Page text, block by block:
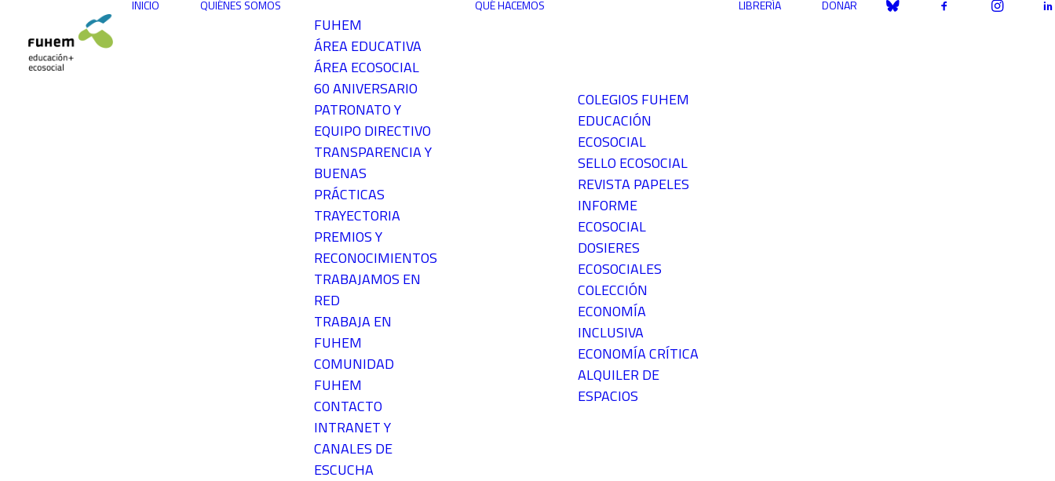
INICIO QUIÉNES SOMOS
FUHEM
ÁREA EDUCATIVA
ÁREA ECOSOCIAL
60 ANIVERSARIO
PATRONATO Y
EQUIPO DIRECTIVO
TRANSPARENCIA Y
BUENAS
PRÁCTICAS
TRAYECTORIA
PREMIOS Y
RECONOCIMIENTOS
TRABAJAMOS EN
RED
TRABAJA EN
FUHEM
COMUNIDAD
FUHEM
CONTACTO
INTRANET Y
CANALES DE
ESCUCHA
QUÉ HACEMOS
COLEGIOS FUHEM
EDUCACIÓN
ECOSOCIAL
SELLO ECOSOCIAL
REVISTA PAPELES
INFORME
ECOSOCIAL
DOSIERES
ECOSOCIALES
COLECCIÓN
ECONOMÍA
INCLUSIVA
ECONOMÍA CRÍTICA
ALQUILER DE
ESPACIOS
LIBRERÍA DONAR